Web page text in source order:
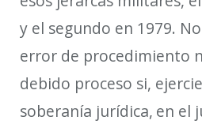
y el segundo en 1979.
error de procedimiento
debido proceso si,
soberanía jurídica, en el